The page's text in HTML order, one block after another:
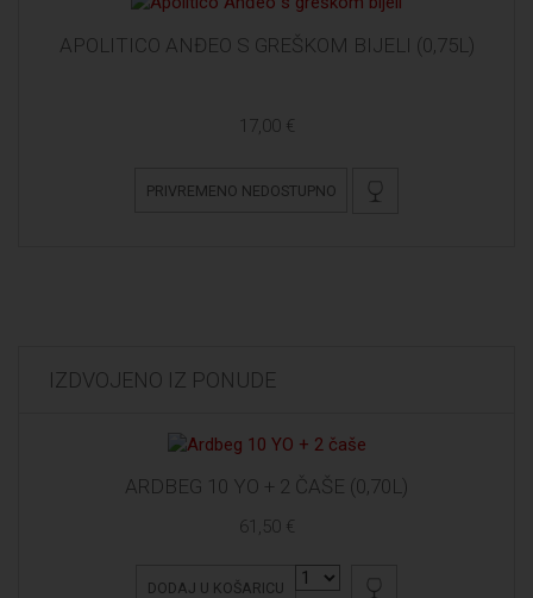
APOLITICO ANĐEO S GREŠKOM BIJELI (0,75L)
17,00 €
PRIVREMENO NEDOSTUPNO
IZDVOJENO IZ PONUDE
ARDBEG 10 YO + 2 ČAŠE (0,70L)
61,50 €
DODAJ U KOŠARICU